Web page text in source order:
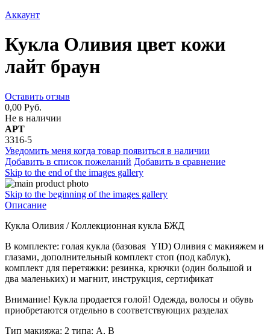
Аккаунт
Кукла Оливия цвет кожи
лайт браун
Оставить отзыв
0,00 Руб.
Не в наличии
АРТ
3316-5
Уведомить меня когда товар появиться в наличии
Добавить в список пожеланий Добавить в сравнение
Skip to the end of the images gallery
Skip to the beginning of the images gallery
Описание
Кукла Оливия / Коллекционная кукла БЖД
В комплекте: голая кукла (базовая YID ) Оливия с макияжем и
глазами, дополнительный комплект стоп (под каблук),
комплект для перетяжки: резинка, крючки (один большой и
два маленьких) и магнит, инструкция, сертификат
Внимание! Кукла продается голой! Одежда, волосы и обувь
приобретаются отдельно в соответствующих разделах
Тип макияжа: 2 типа: A, B